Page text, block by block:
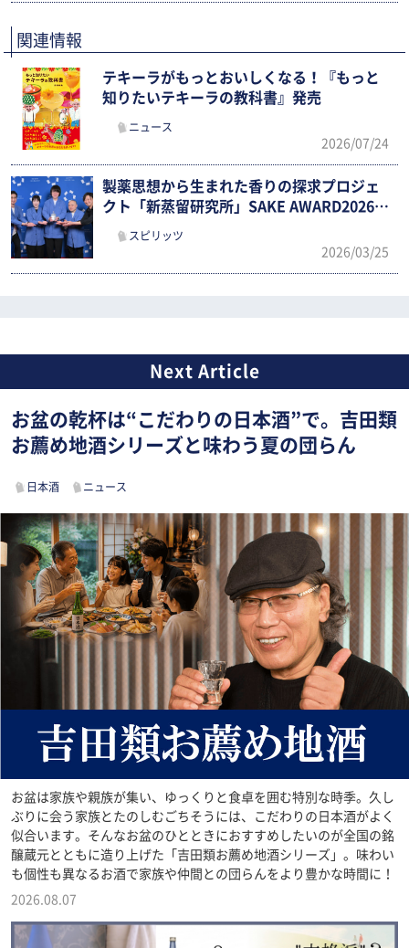
関連情報
テキーラがもっとおいしくなる！『もっと
知りたいテキーラの教科書』発売
ニュース
2026/07/24
製薬思想から生まれた香りの探求プロジェ
クト「新蒸留研究所」SAKE AWARD2026で
スピリッツ
2026/03/25
お盆の乾杯は“こだわりの日本酒”で。吉田類
お薦め地酒シリーズと味わう夏の団らん
日本酒 ニュース
お盆は家族や親族が集い、ゆっくりと食卓を囲む特別な時季。久し
ぶりに会う家族とたのしむごちそうには、こだわりの日本酒がよく
似合います。そんなお盆のひとときにおすすめしたいのが全国の銘
醸蔵元とともに造り上げた「吉田類お薦め地酒シリーズ」。味わい
も個性も異なるお酒で家族や仲間との団らんをより豊かな時間に！
2026.08.07